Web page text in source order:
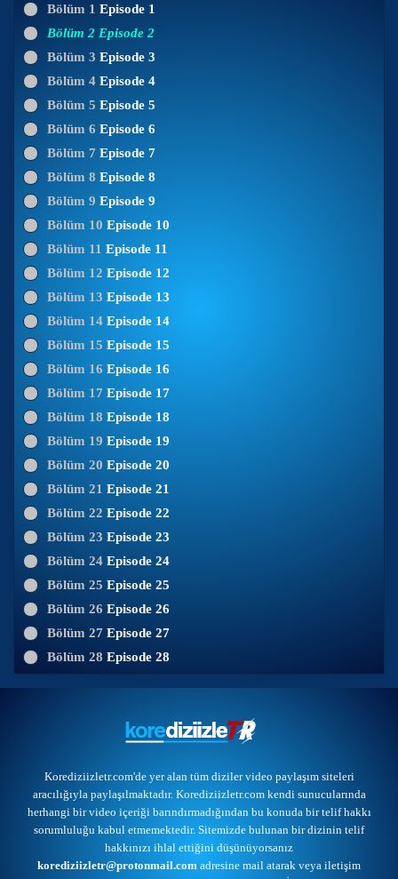
Bölüm 1 Episode 1
Bölüm 2 Episode 2
Bölüm 3 Episode 3
Bölüm 4 Episode 4
Bölüm 5 Episode 5
Bölüm 6 Episode 6
Bölüm 7 Episode 7
Bölüm 8 Episode 8
Bölüm 9 Episode 9
Bölüm 10 Episode 10
Bölüm 11 Episode 11
Bölüm 12 Episode 12
Bölüm 13 Episode 13
Bölüm 14 Episode 14
Bölüm 15 Episode 15
Bölüm 16 Episode 16
Bölüm 17 Episode 17
Bölüm 18 Episode 18
Bölüm 19 Episode 19
Bölüm 20 Episode 20
Bölüm 21 Episode 21
Bölüm 22 Episode 22
Bölüm 23 Episode 23
Bölüm 24 Episode 24
Bölüm 25 Episode 25
Bölüm 26 Episode 26
Bölüm 27 Episode 27
Bölüm 28 Episode 28
Korediziizletr.com'de yer alan tüm diziler video paylaşım siteleri
aracılığıyla paylaşılmaktadır. Korediziizletr.com kendi sunucularında
herhangi bir video içeriği barındırmadığından bu konuda bir telif hakkı
sorumluluğu kabul etmemektedir. Sitemizde bulunan bir dizinin telif
hakkınızı ihlal ettiğini düşünüyorsanız
korediziizletr@protonmail.com adresine mail atarak veya iletişim